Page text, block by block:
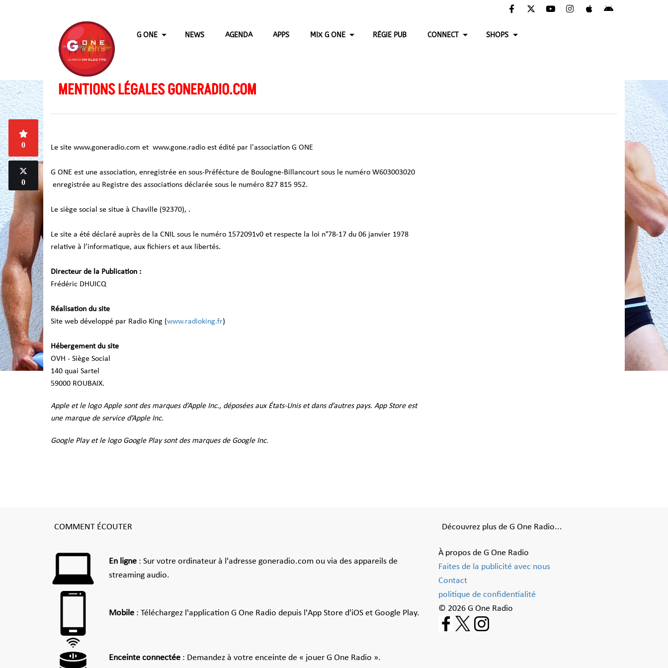
G ONE NEWS AGENDA APPS MIX G ONE RÉGIE PUB CONNECT SHOPS
MENTIONS LÉGALES GONERADIO.COM
0
0
Le site www.goneradio.com et www.gone.radio est édité par l'association G ONE
G ONE est une association, enregistrée en sous-Préfécture de Boulogne-Billancourt sous le numéro W603003020
enregistrée au Registre des associations déclarée sous le numéro 827 815 952.
Le siège social se situe à Chaville (92370), .
Le site a été déclaré auprès de la CNIL sous le numéro 1572091v0 et respecte la loi n°78-17 du 06 janvier 1978
relative à l’informatique, aux fichiers et aux libertés.
Directeur de la Publication :
Frédéric DHUICQ
Réalisation du site
Site web développé par Radio King (www.radioking.fr)
Hébergement du site
OVH - Siège Social
140 quai Sartel
59000 ROUBAIX.
Apple et le logo Apple sont des marques d’Apple Inc., déposées aux États-Unis et dans d’autres pays. App Store est
une marque de service d’Apple Inc.
Google Play et le logo Google Play sont des marques de Google Inc.
COMMENT ÉCOUTER
En ligne : Sur votre ordinateur à l'adresse goneradio.com ou via des appareils de
streaming audio.
Mobile : Téléchargez l'application G One Radio depuis l'App Store d'iOS et Google Play.
Enceinte connectée : Demandez à votre enceinte de « jouer G One Radio ».
Découvrez plus de G One Radio...
À propos de G One Radio
Faites de la publicité avec nous
Contact
politique de confidentialité
© 2026 G One Radio